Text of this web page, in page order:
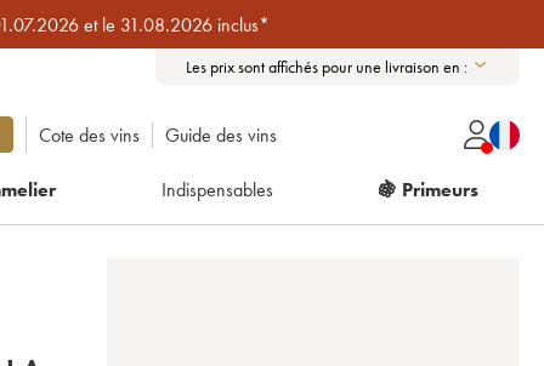
et le 31.08.2026 inclus*
Les prix sont affichés pour une livraison en :
Cote des vins Guide des vins
Indispensables 🍇 Primeurs